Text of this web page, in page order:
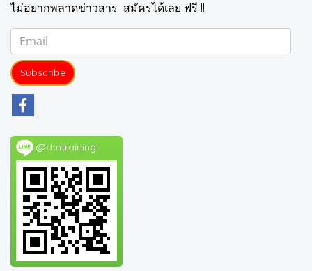
ไม่อยากพลาดข่าวสาร สมัครได้เลย ฟรี !!
Subscribe
@dtntraining